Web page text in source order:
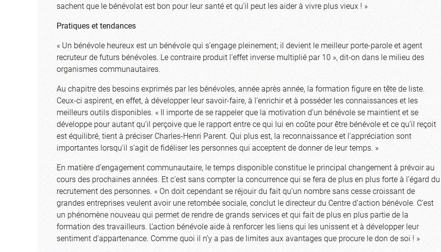
sachent que le bénévolat est bon pour leur santé et qu’il peut les aider à vivre plus vieux ! »
Pratiques et tendances
« Un bénévole heureux est un bénévole qui s’engage pleinement; il devient le meilleur porte-parole et agent
recruteur de futurs bénévoles. Le contraire produit l’effet inverse multiplié par 10 », dit-on dans le milieu des
organismes communautaires.
Au chapitre des besoins exprimés par les bénévoles, année après année, la formation figure en tête de liste.
Ceux-ci aspirent, en effet, à développer leur savoir-faire, à l’enrichir et à posséder les connaissances et les
meilleurs outils disponibles. « Il importe de se rappeler que la motivation d’un bénévole se maintient et se
développe pour autant qu’il perçoive que le rapport entre ce qui lui en coûte pour être bénévole et ce qu’il reçoit
est équilibré, tient à préciser Charles-Henri Parent. Qui plus est, la reconnaissance et l’appréciation sont
importantes lorsqu’il s’agit de fidéliser les personnes qui acceptent de donner de leur temps. »
En matière d’engagement communautaire, le temps disponible constitue le principal changement à prévoir au
cours des prochaines années. Et c’est sans compter la concurrence qui se fera de plus en plus forte à l’égard du
recrutement des personnes. « On doit cependant se réjouir du fait qu’un nombre sans cesse croissant de
grandes entreprises veulent avoir une retombée sociale, conclut le directeur du Centre d’action bénévole. C’est
un phénomène nouveau qui permet de rendre de grands services et qui fait de plus en plus partie de la
formation des travailleurs. L’action bénévole aide à renforcer les liens qui les unissent et à développer leur
sentiment d’appartenance. Comme quoi il n’y a pas de limites aux avantages que procure le don de soi ! »